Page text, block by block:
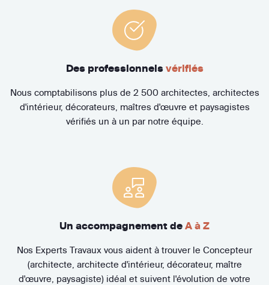
Des professionnels vérifiés
Nous comptabilisons plus de 2 500 architectes, architectes
d'intérieur, décorateurs, maîtres d'œuvre et paysagistes
vérifiés un à un par notre équipe.
Un accompagnement de A à Z
Nos Experts Travaux vous aident à trouver le Concepteur
(architecte, architecte d'intérieur, décorateur, maître
d'œuvre, paysagiste) idéal et suivent l'évolution de votre